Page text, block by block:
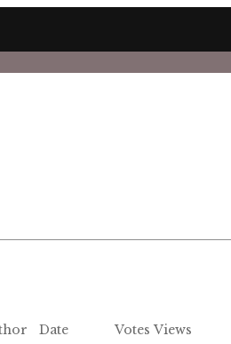
Date Votes Views